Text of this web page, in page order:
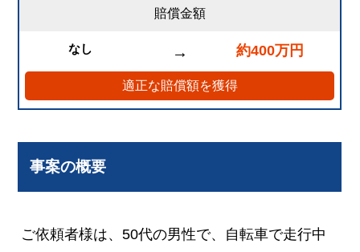
賠償金額
なし → 約400万円
適正な賠償額を獲得
事案の概要
ご依頼者様は、50代の男性で、自転車で走行中